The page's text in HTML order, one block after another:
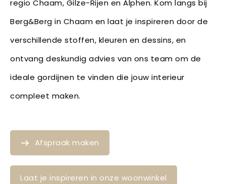
regio Chaam, Gilze-Rijen en Alphen. Kom langs bij
Berg&Berg in Chaam en laat je inspireren door de
verschillende stoffen, kleuren en dessins, en
ontvang deskundig advies van ons team om de
ideale gordijnen te vinden die jouw interieur
compleet maken.
Afspraak maken
Laat je inspireren in onze woonwinkel